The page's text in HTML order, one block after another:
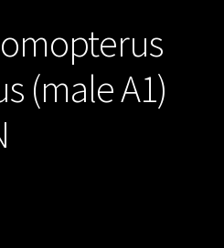
(male A1)